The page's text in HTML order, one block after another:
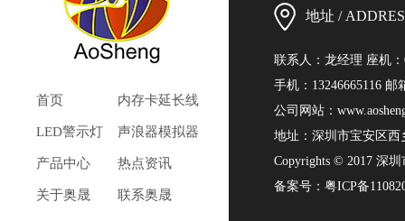
首页 内存卡延长线
LED警示灯 声浪器模拟器
产品中心 热点资讯
关于奥晟 联系奥晟
地址 /
联系人：龙经理 座机：
手机：13246665116 邮
公司网站：
地址：深圳市宝安区西
Copyrights © 2017 深
备案号： 粤ICP备